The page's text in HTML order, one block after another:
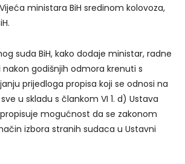
ministara BiH sredinom kolovoza,
suda BiH, kako dodaje ministar, radne
godišnjih odmora krenuti s
prijedloga propisa koji se odnosi na
u skladu s člankom VI 1. d) Ustava
mogućnost da se zakonom
izbora stranih sudaca u Ustavni